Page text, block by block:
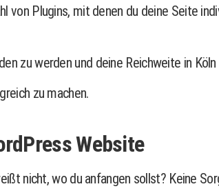
Plugins, mit denen du deine Seite
zu werden und deine Reichweite in Köln
zu machen.
Website
nicht, wo du anfangen sollst? Keine